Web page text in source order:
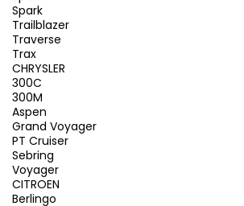
Spark
Trailblazer
Traverse
Trax
CHRYSLER
300C
300M
Aspen
Grand Voyager
PT Cruiser
Sebring
Voyager
CITROEN
Berlingo